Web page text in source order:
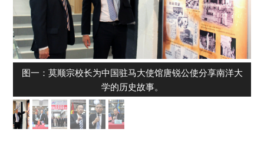
图一：莫顺宗校长为中国驻马大使馆唐锐公使分享南洋大
学的历史故事。